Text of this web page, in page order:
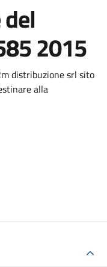
2015
distribuzione srl sito
alla